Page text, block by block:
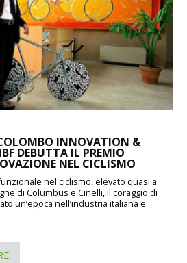
INNOVATION &
DEBUTTA IL PREMIO
NEL CICLISMO
nel ciclismo, elevato quasi a
di Columbus e Cinelli, il coraggio di
un’epoca nell’industria italiana e